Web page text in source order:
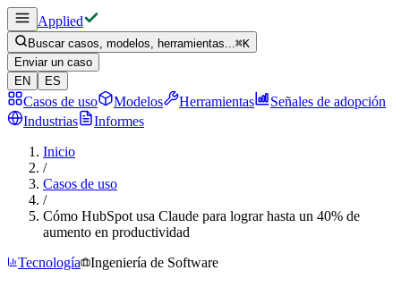
Applied
Buscar casos, modelos, herramientas...⌘K
Enviar un caso
EN
ES
Casos de uso Modelos Herramientas
Señales de adopción
Industrias
Informes
Inicio
/
Casos de uso
/
Cómo HubSpot usa Claude para lograr hasta un 40% de
aumento en productividad
Tecnología
Ingeniería de Software